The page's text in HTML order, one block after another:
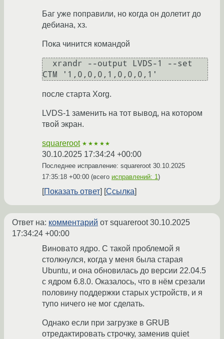
Баг уже поправили, но когда он долетит до
дебиана, хз.
Пока чинится командой
после старта Xorg.
LVDS-1 заменить на тот вывод, на котором
твой экран.
squareroot ★★★★★
30.10.2025 17:34:24 +00:00
Последнее исправление: squareroot 30.10.2025
17:35:18 +00:00 (всего исправлений: 1)
Показать ответ Ссылка
Ответ на: комментарий от squareroot30.10.2025
17:34:24 +00:00
Виновато ядро. С такой проблемой я
столкнулся, когда у меня была старая
Ubuntu, и она обновилась до версии 22.04.5
с ядром 6.8.0. Оказалось, что в нём срезали
половину поддержки старых устройств, и я
тупо ничего не мог сделать.
Однако если при загрузке в GRUB
отредактировать строчку, заменив quiet